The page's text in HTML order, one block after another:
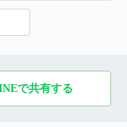
で共有する